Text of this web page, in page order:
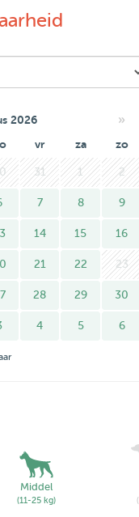
2026 »
vr za zo
31 1 2
7 8 9
14 15 16
21 22 23
28 29 30
4 5 6
Middel
(11-25 kg)